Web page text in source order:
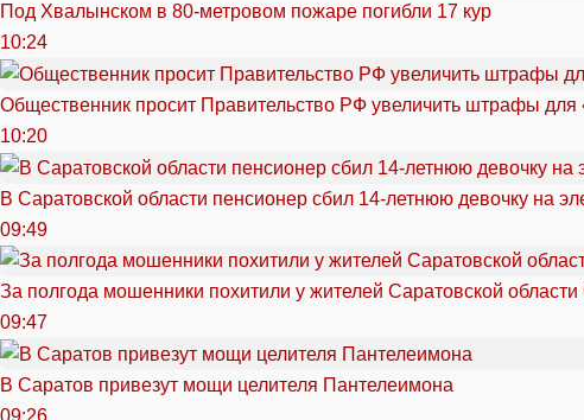
Под Хвалынском в 80-метровом пожаре погибли 17 кур
10:24
Общественник просит Правительство РФ увеличить штрафы для
10:20
В Саратовской области пенсионер сбил 14-летнюю девочку на
09:49
За полгода мошенники похитили у жителей Саратовской
09:47
В Саратов привезут мощи целителя Пантелеимона
09:26